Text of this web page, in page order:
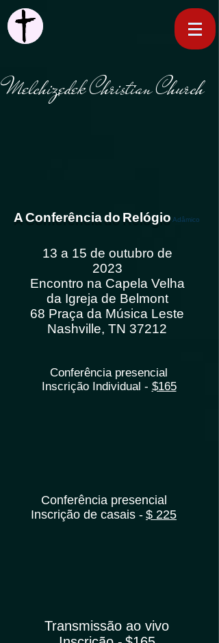
Melchizedek Christian Church
AConferênciado Relógio Adâmico
13 a 15 de outubro de
2023
Encontro na Capela Velha
da Igreja de Belmont
68 Praça da Música Leste
Nashville, TN 37212
Conferência presencial
Inscrição Individual - $165
Conferência presencial
Inscrição de casais - $ 225
Transmissão ao vivo